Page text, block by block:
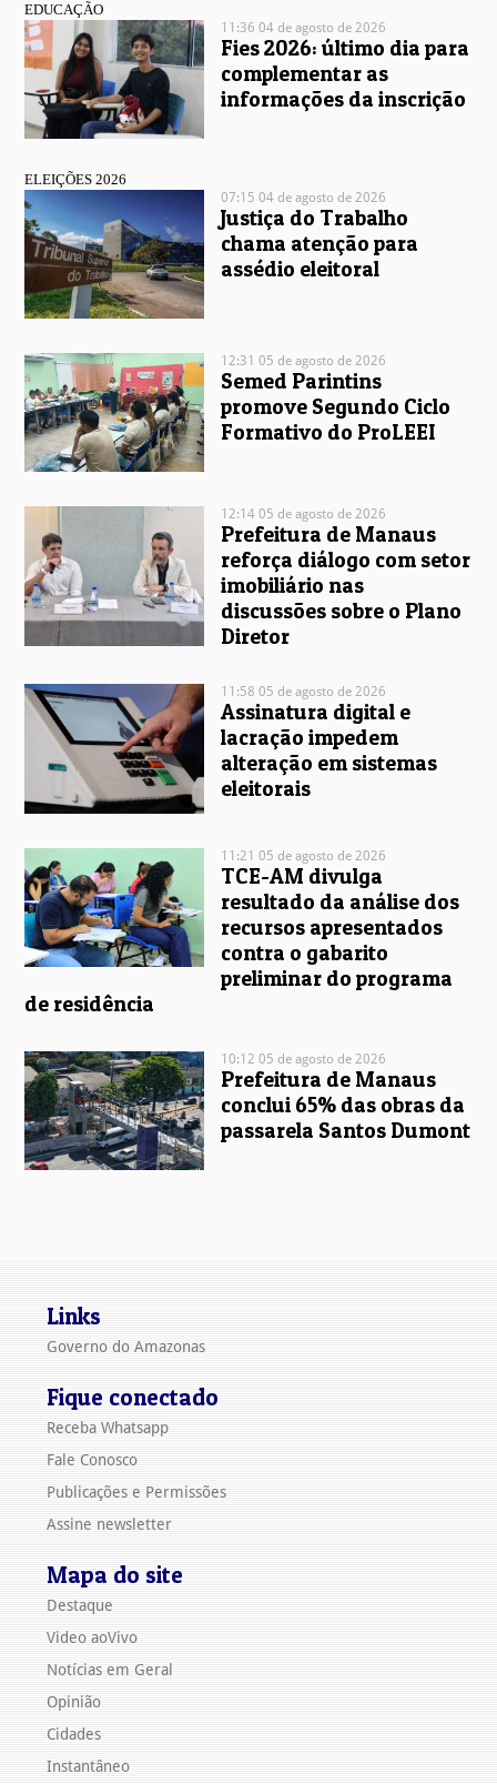
EDUCAÇÃO
11:36 04 de agosto de 2026
Fies 2026: último dia para
complementar as
informações da inscrição
ELEIÇÕES 2026
07:15 04 de agosto de 2026
Justiça do Trabalho
chama atenção para
assédio eleitoral
12:31 05 de agosto de 2026
Semed Parintins
promove Segundo Ciclo
Formativo do ProLEEI
12:14 05 de agosto de 2026
Prefeitura de Manaus
reforça diálogo com setor
imobiliário nas
discussões sobre o Plano
Diretor
11:58 05 de agosto de 2026
Assinatura digital e
lacração impedem
alteração em sistemas
eleitorais
11:21 05 de agosto de 2026
TCE-AM divulga
resultado da análise dos
recursos apresentados
contra o gabarito
preliminar do programa
de residência
10:12 05 de agosto de 2026
Prefeitura de Manaus
conclui 65% das obras da
passarela Santos Dumont
Links
Governo do Amazonas
Fique conectado
Receba Whatsapp
Fale Conosco
Publicações e Permissões
Assine newsletter
Mapa do site
Destaque
Video aoVivo
Notícias em Geral
Opinião
Cidades
Instantâneo